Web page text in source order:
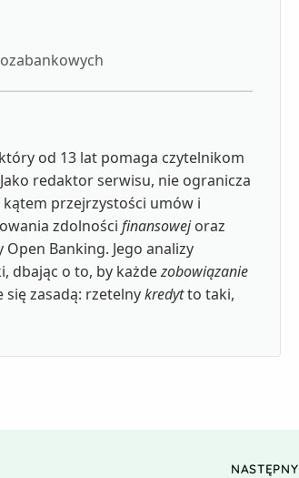
od 13 lat pomaga czytelnikom
redaktor serwisu, nie ogranicza
przejrzystości umów i
zdolności finansowejoraz
Banking. Jego analizy
dbając o to, by każdezobowiązanie
zasadą: rzetelnykredytto taki,
NASTĘPNY